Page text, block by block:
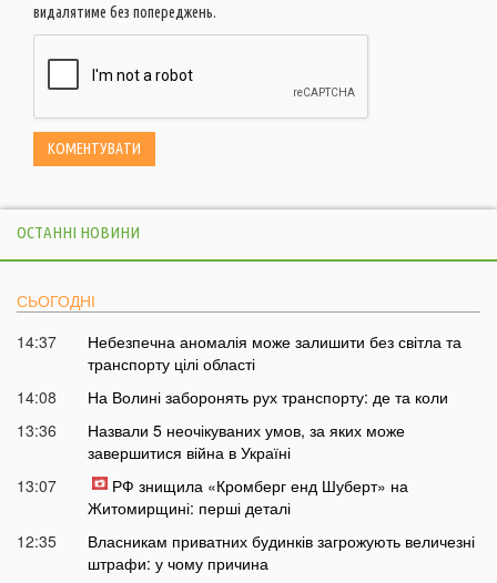
видалятиме без попереджень.
ОСТАННІ НОВИНИ
СЬОГОДНІ
14:37
Небезпечна аномалія може залишити без світла та
транспорту цілі області
14:08
На Волині заборонять рух транспорту: де та коли
13:36
Назвали 5 неочікуваних умов, за яких може
завершитися війна в Україні
13:07
РФ знищила «Кромберг енд Шуберт» на
Житомирщині: перші деталі
12:35
Власникам приватних будинків загрожують величезні
штрафи: у чому причина